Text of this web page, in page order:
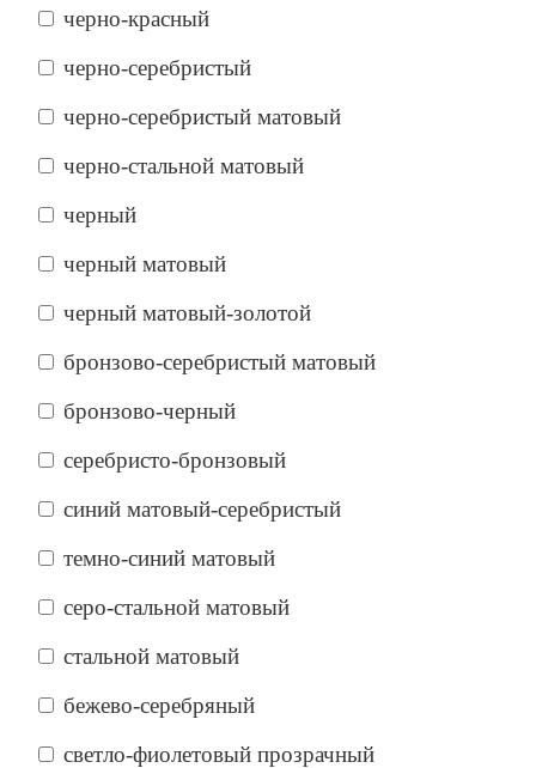
черно-красный
черно-серебристый
черно-серебристый матовый
черно-стальной матовый
черный
черный матовый
черный матовый-золотой
бронзово-серебристый матовый
бронзово-черный
серебристо-бронзовый
синий матовый-серебристый
темно-синий матовый
серо-стальной матовый
стальной матовый
бежево-серебряный
светло-фиолетовый прозрачный